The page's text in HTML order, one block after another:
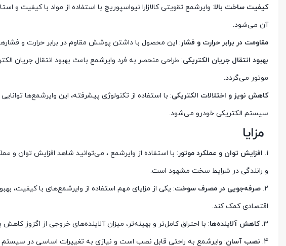
کیفیت ساخت بالا: وایرشمع تقویتی کالازارا نیواسپوریچ با استفاده از مواد با کیفیت
آن می‌شود.
مقاومت در برابر حرارت و فشار: این محصول با داشتن پوشش مقاوم در برابر حرارت و
بهبود انتقال جریان الکتریکی: طراحی منحصر به فرد وایرشمع باعث بهبود انتقال جریان
موتور می‌گردد.
کاهش نویز و اختلالات الکتریکی: با استفاده از تکنولوژی پیشرفته، این وایرشمع‌ها
سیستم الکتریکی خودرو می‌شود.
مزایا
1. افزایش توان و عملکرد موتور: با استفاده از وایرشمع ، می‌توانید شاهد افزایش توان و
و رانندگی در شرایط سخت مشهود است.
2. صرفه‌جویی در مصرف سوخت: یکی از مزایای مهم استفاده از وایرشمع‌های با
اقتصادی کمک کند.
3. کاهش آلاینده‌ها: با احتراق کامل‌تر و بهینه‌تر، میزان آلاینده‌های خروجی از اگزوز
4. نصب آسان: وایرشمع به راحتی قابل نصب است و نیازی به تغییرات اساسی در سیستم